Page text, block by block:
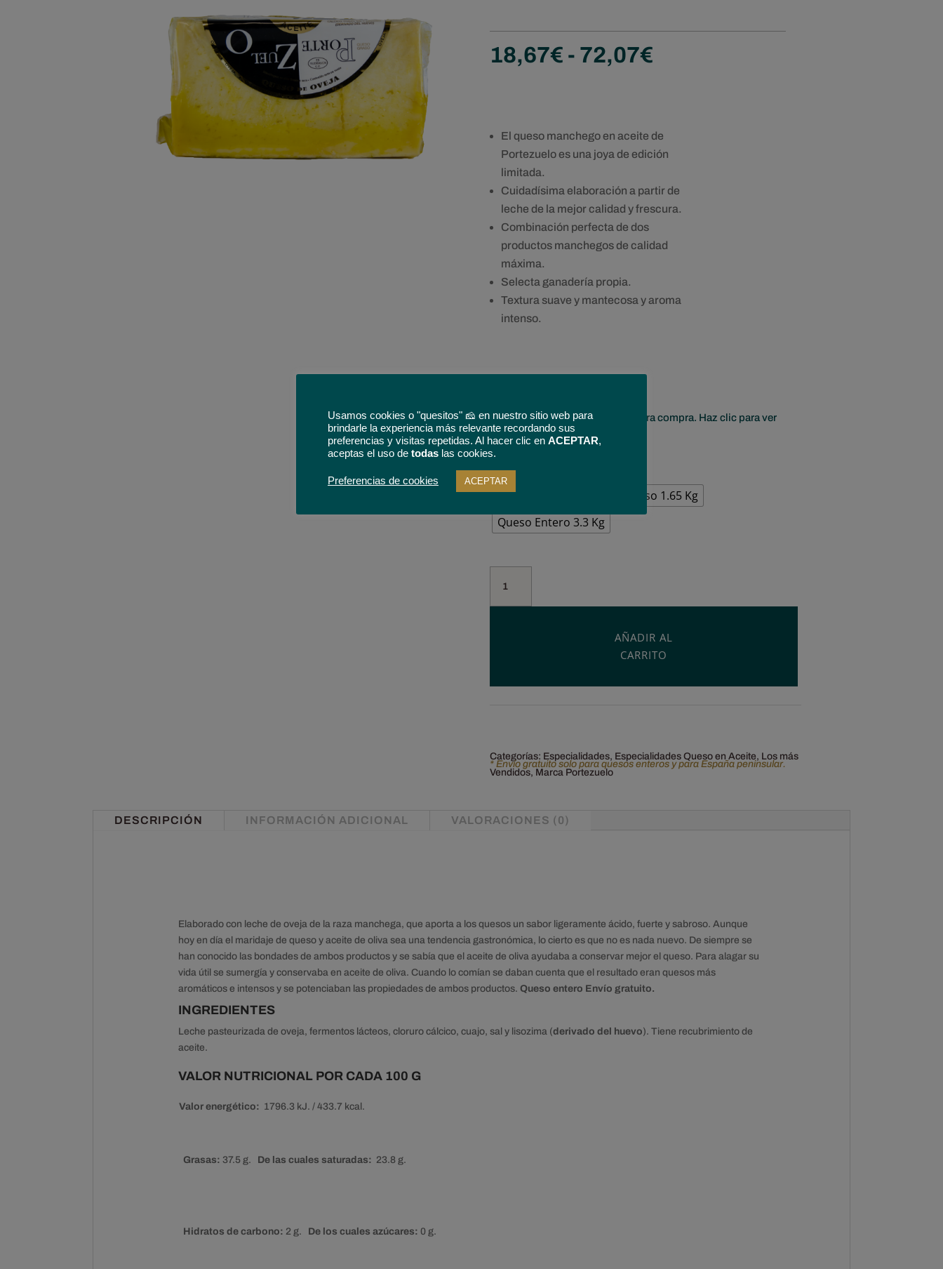
18,67€ - 72,07€Rango
de
hasta
72,07€
El queso manchego en aceite de
Portezuelo es una joya de edición
limitada.
Cuidadísima elaboración a partir de
leche de la mejor calidad y frescura.
Combinación perfecta de dos
productos manchegos de calidad
máxima.
Selecta ganadería propia.
Textura suave y mantecosa y aroma
intenso.
5% de descuentoen tu primera compra. Haz clic para ver
condiciones
Tamaño
Cuña de 850 g
Medio Queso 1.65 Kg
Queso Entero 3.3 Kg
Oveja
Portezuelo.
AÑADIR AL
CARRITO
Categorías: Especialidades, Especialidades Queso en Aceite, Los más
Vendidos, Marca Portezuelo
* Envío gratuito solo para quesos enteros y para España peninsular.
DESCRIPCIÓN INFORMACIÓN ADICIONAL VALORACIONES (0)
Elaborado con leche de oveja de la raza manchega, que aporta a los quesos un sabor ligeramente ácido, fuerte y sabroso. Aunque
hoy en día el maridaje de queso y aceite de oliva sea una tendencia gastronómica, lo cierto es que no es nada nuevo. De siempre se
han conocido las bondades de ambos productos y se sabía que el aceite de oliva ayudaba a conservar mejor el queso. Para alagar su
vida útil se sumergía y conservaba en aceite de oliva. Cuando lo comían se daban cuenta que el resultado eran quesos más
aromáticos e intensos y se potenciaban las propiedades de ambos productos. Queso entero Envío gratuito.
INGREDIENTES
Leche pasteurizada de oveja, fermentos lácteos, cloruro cálcico, cuajo, sal y lisozima (derivado del huevo). Tiene recubrimiento de
aceite.
VALOR NUTRICIONAL POR CADA 100 G
Valor energético: 1796.3 kJ. / 433.7 kcal.
Grasas: 37.5 g. De las cuales saturadas: 23.8 g.
Hidratos de carbono: 2 g. De los cuales azúcares: 0 g.
Usamos cookies o "quesitos" 🧀 en nuestro sitio web para
brindarle la experiencia más relevante recordando sus
preferencias y visitas repetidas. Al hacer clic en ACEPTAR,
aceptas el uso de todas las cookies.
Preferencias de cookies ACEPTAR